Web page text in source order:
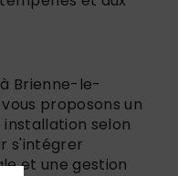
Brienne-le-
proposons un
selon
s'intégrer
et une gestion